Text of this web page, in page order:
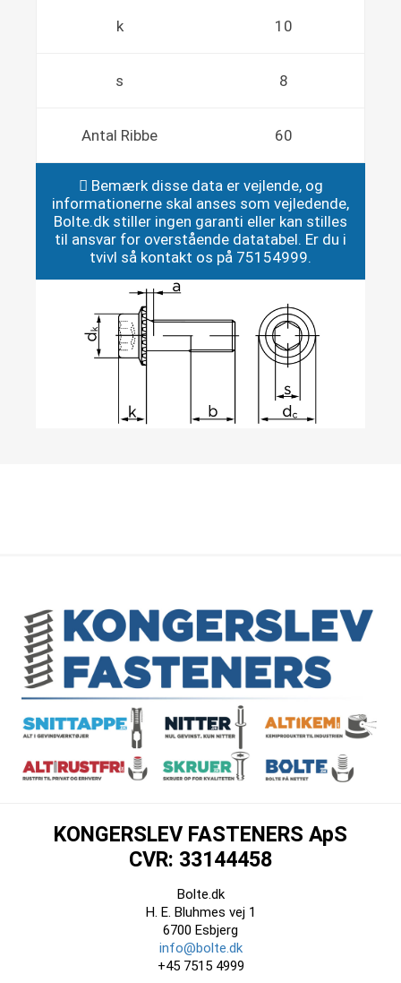
k 10
s 8
Antal Ribbe 60
Bemærk disse data er vejlende, og
informationerne skal anses som vejledende,
Bolte.dk stiller ingen garanti eller kan stilles
til ansvar for overstående datatabel. Er du i
tvivl så kontakt os på 75154999.
KONGERSLEV FASTENERS ApS
CVR: 33144458
Bolte.dk
H. E. Bluhmes vej 1
6700 Esbjerg
info@bolte.dk
+45 7515 4999